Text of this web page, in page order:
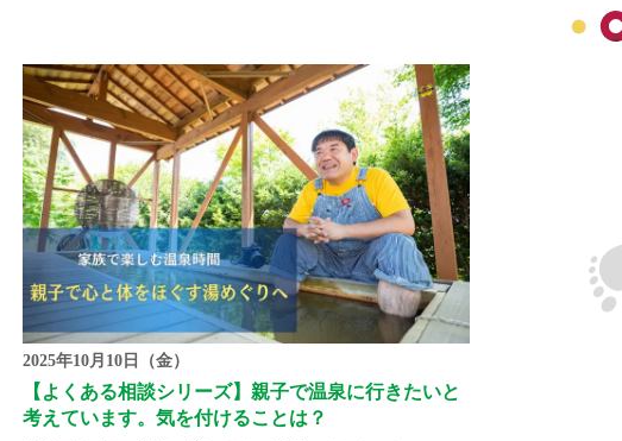
2025年10月10日（金）
【よくある相談シリーズ】親子で温泉に行きたいと
考えています。気を付けることは？